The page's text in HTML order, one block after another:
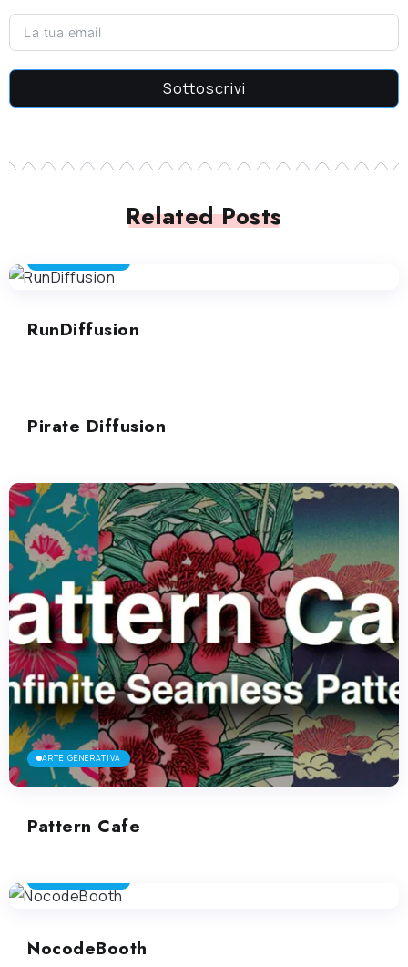
Sottoscrivi
Related Posts
RunDiffusion
Pirate Diffusion
ARTE GENERATIVA
Pattern Cafe
NocodeBooth